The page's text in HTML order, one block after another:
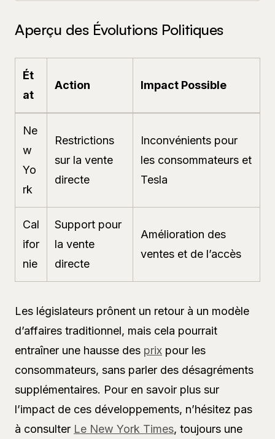
Aperçu des Évolutions Politiques
Ét
at
Action Impact Possible
Ne
w
Yo
rk
Restrictions
sur la vente
directe
Inconvénients pour
les consommateurs et
Tesla
Cal
ifor
nie
Support pour
la vente
directe
Amélioration des
ventes et de l’accès
Les législateurs prônent un retour à un modèle
d’affaires traditionnel, mais cela pourrait
entraîner une hausse des prix pour les
consommateurs, sans parler des désagréments
supplémentaires. Pour en savoir plus sur
l’impact de ces développements, n’hésitez pas
à consulter Le New York Times, toujours une